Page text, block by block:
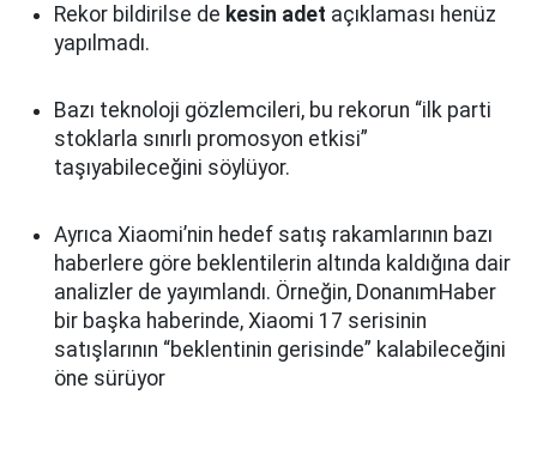
Rekor bildirilse de kesin adet açıklaması henüz
yapılmadı.
Bazı teknoloji gözlemcileri, bu rekorun “ilk parti
stoklarla sınırlı promosyon etkisi”
taşıyabileceğini söylüyor.
Ayrıca Xiaomi’nin hedef satış rakamlarının bazı
haberlere göre beklentilerin altında kaldığına dair
analizler de yayımlandı. Örneğin, DonanımHaber
bir başka haberinde, Xiaomi 17 serisinin
satışlarının “beklentinin gerisinde” kalabileceğini
öne sürüyor